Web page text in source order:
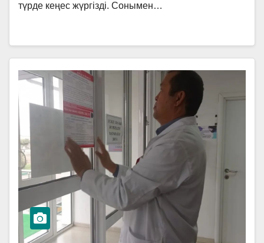
түрде кеңес жүргізді. Сонымен…